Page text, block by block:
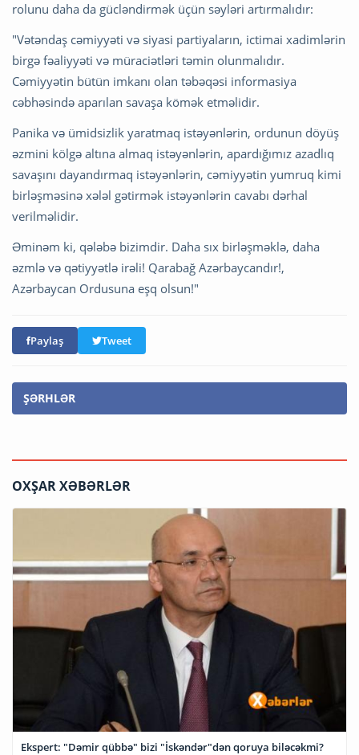
rolunu daha da gücləndirmək üçün səyləri artırmalıdır:
"Vətəndaş cəmiyyəti və siyasi partiyaların, ictimai xadimlərin
birgə fəaliyyəti və müraciətləri təmin olunmalıdır.
Cəmiyyətin bütün imkanı olan təbəqəsi informasiya
cəbhəsində aparılan savaşa kömək etməlidir.
Panika və ümidsizlik yaratmaq istəyənlərin, ordunun döyüş
əzmini kölgə altına almaq istəyənlərin, apardığımız azadlıq
savaşını dayandırmaq istəyənlərin, cəmiyyətin yumruq kimi
birləşməsinə xələl gətirmək istəyənlərin cavabı dərhal
verilməlidir.
Əminəm ki, qələbə bizimdir. Daha sıx birləşməklə, daha
əzmlə və qətiyyətlə irəli! Qarabağ Azərbaycandır!,
Azərbaycan Ordusuna eşq olsun!"
Paylaş Tweet
ŞƏRHLƏR
OXŞAR XƏBƏRLƏR
Ekspert: "Dəmir qübbə" bizi "İskəndər"dən qoruya biləcəkmi?